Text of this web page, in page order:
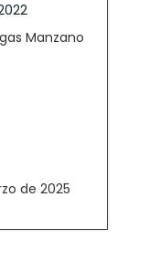
Manzano
de 2025